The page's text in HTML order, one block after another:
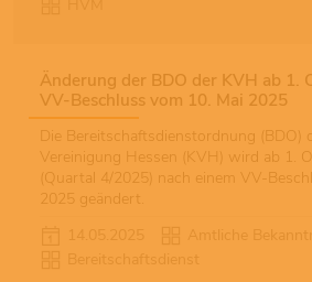
Änderung der BDO der KVH ab 1.
VV-Beschluss vom 10. Mai 2025
Die Bereitschaftsdienstordnung (BDO)
Vereinigung Hessen (KVH) wird ab 1.
(Quartal 4/2025) nach einem VV-
2025 geändert.